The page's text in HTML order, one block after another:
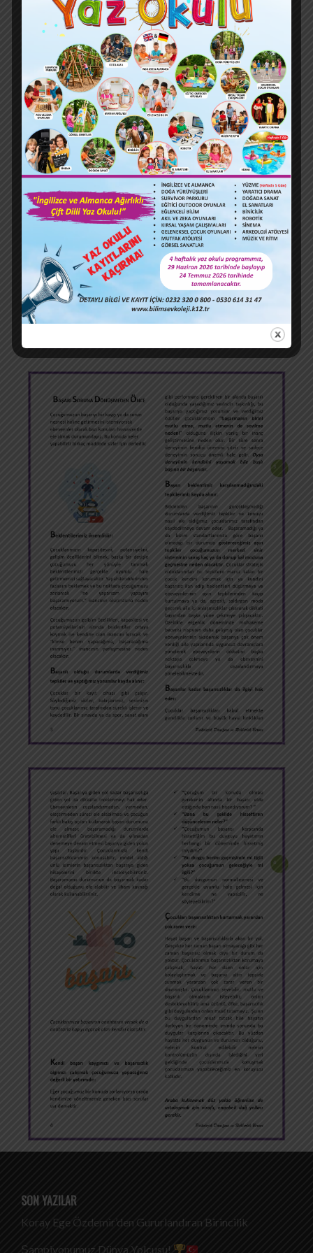
SON YAZILAR
Koray Ege Özdemir’den Gururlandıran Birincilik
Şampiyonumuz Dünya Yolcusu!